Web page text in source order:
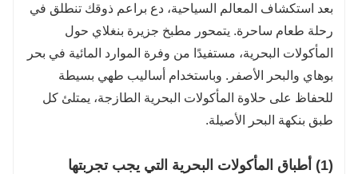
بعد استكشاف المعالم السياحية، دع براعم ذوقك تنطلق في
رحلة طعام ساحرة. يتمحور مطبخ جزيرة بنغلاي حول
المأكولات البحرية، مستفيدًا من وفرة الموارد المائية في بحر
بوهاي والبحر الأصفر. وباستخدام أساليب طهي بسيطة
للحفاظ على حلاوة المأكولات البحرية الطازجة، يمتلئ كل
طبق بنكهة البحر الأصيلة.
(1) أطباق المأكولات البحرية التي يجب تجربتها